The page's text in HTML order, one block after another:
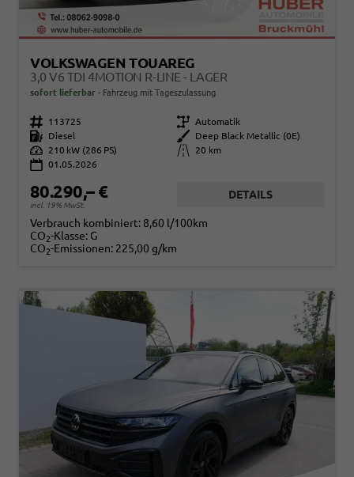
VOLKSWAGEN TOUAREG
3,0 V6 TDI 4MOTION R-LINE - LAGER
sofort lieferbar Fahrzeug mit Tageszulassung
Fahrzeugnr. 113725 Getriebe Automatik
Kraftstoff
Diesel Außenfarbe
Deep Black Metallic (0E)
Leistung
210 kW (286 PS) Kilometerstand
20 km
01.05.2026
80.290,– €
incl. 19% MwSt.
DETAILS
Verbrauch kombiniert: 8,60 l/100km
CO2-Klasse: G
CO2-Emissionen: 225,00 g/km